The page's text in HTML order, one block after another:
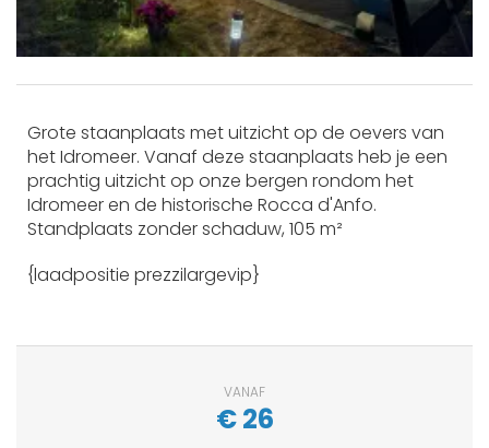
Grote staanplaats met uitzicht op de oevers van
het Idromeer. Vanaf deze staanplaats heb je een
prachtig uitzicht op onze bergen rondom het
Idromeer en de historische Rocca d'Anfo.
Standplaats zonder schaduw, 105 m²
{laadpositie prezzilargevip}
VANAF
€26